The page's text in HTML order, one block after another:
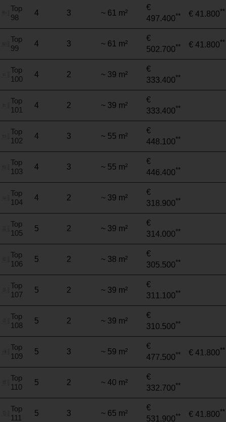
Top
98
4 3 ~ 61 m²
€
497.400** € 41.800**
Top
99
4 3 ~ 61 m²
€
502.700** € 41.800**
Top
100
4 2 ~ 39 m²
€
333.400**
Top
101
4 2 ~ 39 m²
€
333.400**
Top
102
4 3 ~ 55 m²
€
448.100**
Top
103
4 3 ~ 55 m²
€
446.400**
Top
104
4 2 ~ 39 m²
€
318.900**
Top
105
5 2 ~ 39 m²
€
314.000**
Top
106
5 2 ~ 38 m²
€
305.500**
Top
107
5 2 ~ 39 m²
€
311.100**
Top
108
5 2 ~ 39 m²
€
310.500**
Top
109
5 3 ~ 59 m²
€
477.500** € 41.800**
Top
110
5 2 ~ 40 m²
€
332.700**
Top
111
5 3 ~ 65 m²
€
531.900** € 41.800**